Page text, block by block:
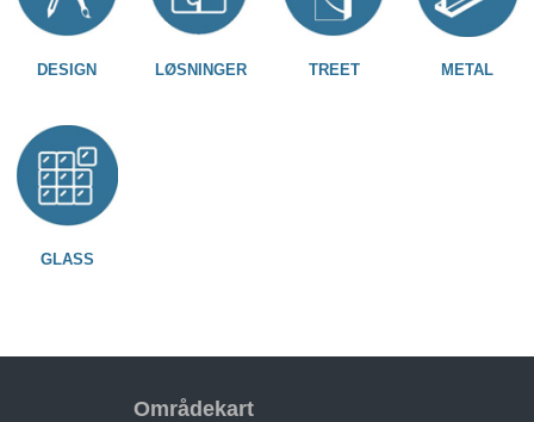
DESIGN LØSNINGER TREET METAL
GLASS
Områdekart